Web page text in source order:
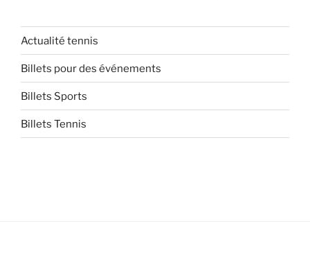
Actualité tennis
Billets pour des événements
Billets Sports
Billets Tennis